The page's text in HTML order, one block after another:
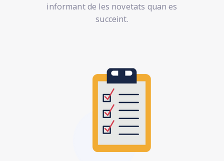
informant de les novetats quan es
succeint.